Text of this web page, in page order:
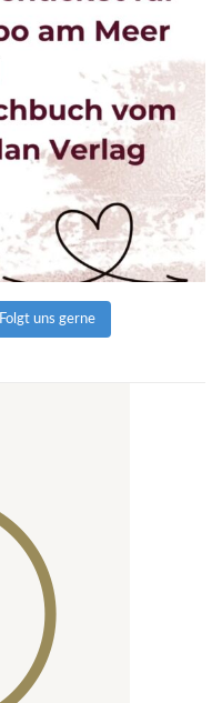
Folgt uns gerne